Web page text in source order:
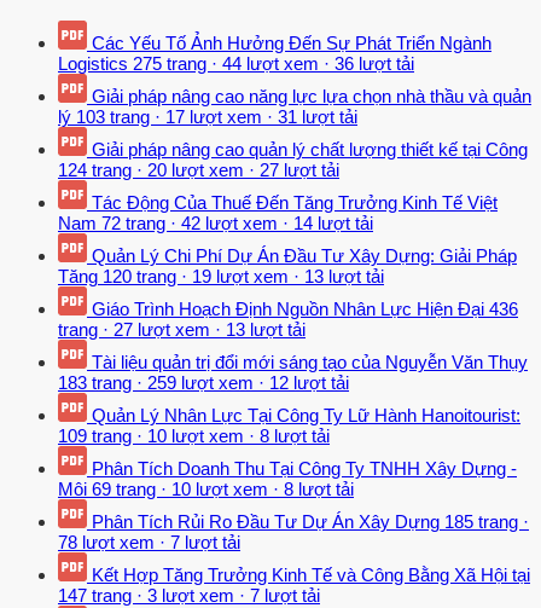
Các Yếu Tố Ảnh Hưởng Đến Sự Phát Triển Ngành
Logistics 275 trang · 44 lượt xem · 36 lượt tải
Giải pháp nâng cao năng lực lựa chọn nhà thầu và quản
lý 103 trang · 17 lượt xem · 31 lượt tải
Giải pháp nâng cao quản lý chất lượng thiết kế tại Công
124 trang · 20 lượt xem · 27 lượt tải
Tác Động Của Thuế Đến Tăng Trưởng Kinh Tế Việt
Nam 72 trang · 42 lượt xem · 14 lượt tải
Quản Lý Chi Phí Dự Án Đầu Tư Xây Dựng: Giải Pháp
Tăng 120 trang · 19 lượt xem · 13 lượt tải
Giáo Trình Hoạch Định Nguồn Nhân Lực Hiện Đại 436
trang · 27 lượt xem · 13 lượt tải
Tài liệu quản trị đổi mới sáng tạo của Nguyễn Văn Thụy
183 trang · 259 lượt xem · 12 lượt tải
Quản Lý Nhân Lực Tại Công Ty Lữ Hành Hanoitourist:
109 trang · 10 lượt xem · 8 lượt tải
Phân Tích Doanh Thu Tại Công Ty TNHH Xây Dựng -
Môi 69 trang · 10 lượt xem · 8 lượt tải
Phân Tích Rủi Ro Đầu Tư Dự Án Xây Dựng 185 trang ·
78 lượt xem · 7 lượt tải
Kết Hợp Tăng Trưởng Kinh Tế và Công Bằng Xã Hội tại
147 trang · 3 lượt xem · 7 lượt tải